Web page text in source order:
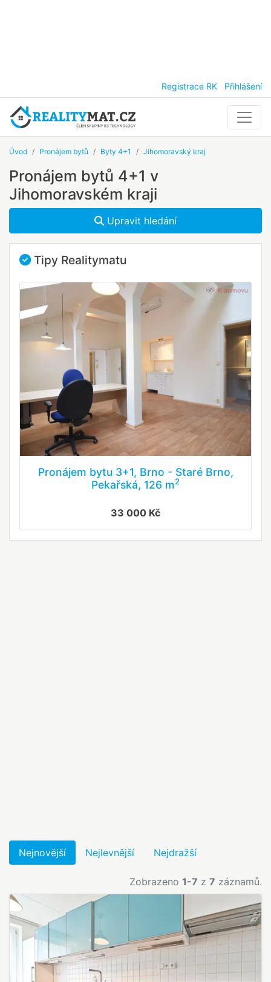
Registrace RK Přihlášení
Úvod Pronájem bytů Byty 4+1 Jihomoravský kraj
Pronájem bytů 4+1 v
Jihomoravském kraji
Upravit hledání
Tipy Realitymatu
Pronájem bytu 3+1, Brno - Staré Brno,
Pekařská, 126 m2
33 000 Kč
Nejnovější Nejlevnější Nejdražší
Zobrazeno 1-7 z 7 záznamů.